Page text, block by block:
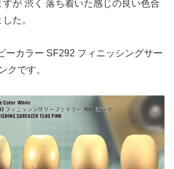
が 渋く 落ち着いた感じの良い色合
た。
ーカラー SF292 フィニッシングサー
クです。